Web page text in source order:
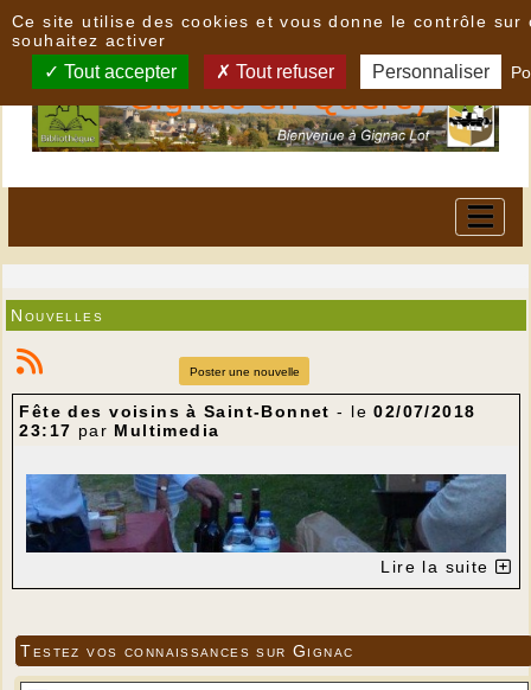
Nouvelles
Poster une nouvelle
Fête des voisins à Saint-Bonnet - le02/07/2018
23:17 par Multimedia
Lire la suite
Testez vos connaissances sur Gignac
Ce site utilise des cookies et vous donne le contrôle sur
souhaitez activer
Tout accepter Tout refuser Personnaliser